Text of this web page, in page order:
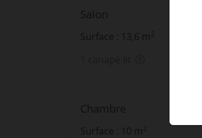
Salon
Surface : 13,6 m2
Chambre
Surface : 10 m2